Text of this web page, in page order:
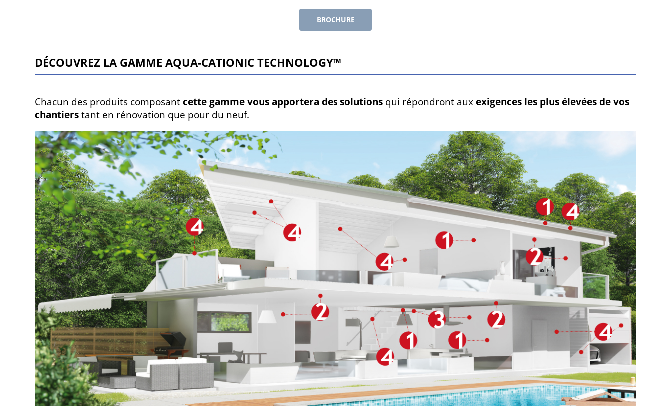
BROCHURE
DÉCOUVREZ LA GAMME AQUA-CATIONIC TECHNOLOGY™
Chacun des produits composantcette gamme vous apportera des solutions qui répondront auxexigences les plus élevées de vos
chantierstant en rénovation que pour du neuf.